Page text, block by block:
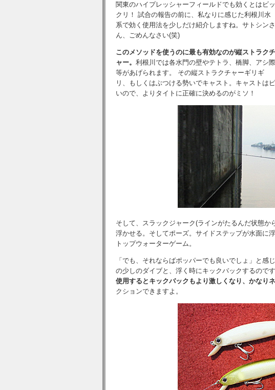
関東のハイプレッシャーフィールドでも効くとはビッ
クリ！ 試合の報告の前に、私なりに感じた利根川水
系で効く使用法を少しだけ紹介しますね。サトシンさ
ん、ごめんなさい(笑)
このメソッドを使うのに最も有効なのが縦ストラクチ
ャー。 利根川では各水門の壁やテトラ、橋脚、アシ際
等があげられます。 その縦ストラクチャーギリギ
リ、もしくはぶつける勢いでキャスト。キャストは
いので、よりタイトに正確に決めるのがミソ！
そして、スラックジャーク(ラインがたるんだ状態
浮かせる。そしてポーズ。サイドステップが水面に
トップウォーターゲーム。
「でも、それならばポッパーでも良いでしょ」と
の少しのダイブと、浮く時にキックバックするので
使用するとキックバックもより激しくなり、かなり
クションできますよ。